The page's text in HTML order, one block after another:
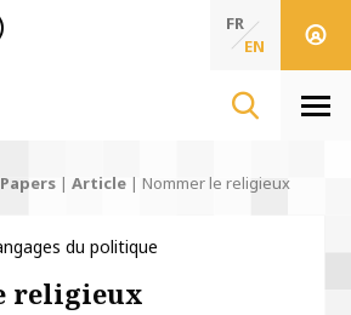
des Sciences de l'Information & de
Française des Sciences de
FR
EN
| Article | Nommer le religieux
du politique
religieux